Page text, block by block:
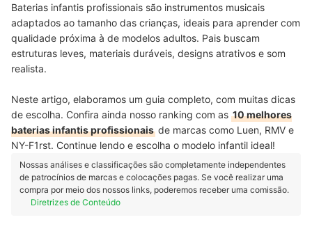
Baterias infantis profissionais são instrumentos musicais
adaptados ao tamanho das crianças, ideais para aprender com
qualidade próxima à de modelos adultos. Pais buscam
estruturas leves, materiais duráveis, designs atrativos e som
realista.
Neste artigo, elaboramos um guia completo, com muitas dicas
de escolha. Confira ainda nosso ranking com as 10 melhores
baterias infantis profissionais de marcas como Luen, RMV e
NY-F1rst. Continue lendo e escolha o modelo infantil ideal!
Nossas análises e classificações são completamente independentes
de patrocínios de marcas e colocações pagas. Se você realizar uma
compra por meio dos nossos links, poderemos receber uma comissão.
Diretrizes de Conteúdo